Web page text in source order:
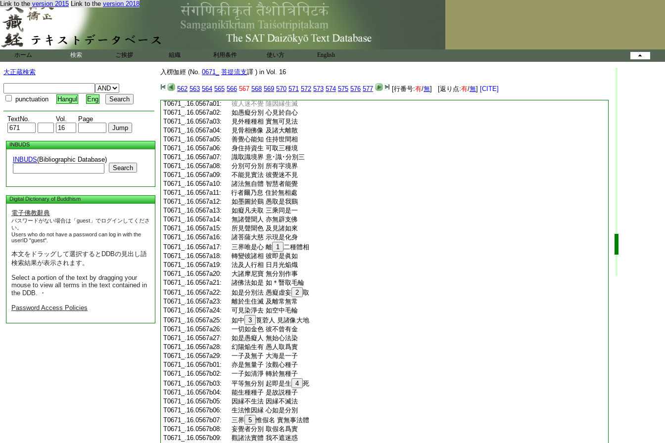
Link to the version 2015 Link to the version 2018
ホーム 検索 ご挨拶 組織 利用条件 使い方 English
大正蔵検索
punctuation Hangul Eng
TextNo. Vol. Page
INBUDS
INBUDS(Bibliographic Database)
Search
Digital Dictionary of Buddhism
電子佛教辭典
パスワードがない場合は「guest」でログインしてくださ
い。
Users who do not have a password can log in with the
userID "guest".
本文をドラッグして選択するとDDBの見出し語
検索結果が表示されます。
Select a portion of the text by dragging your
mouse to view all terms in the text contained in
the DDB. ・
Password Access Policies
入楞伽經 (No. 0671_ 菩提流支譯 ) in Vol. 16
562 563 564 565 566 567 568 569 570 571 572 573 574 575 576 577 [行番号:有/無] [返り点:有/無] [CITE]
T0671_.16.0566c19:依陰因縁覺 無人見可見
T0671_.16.0566c20: 若不見可見 云何修彼法
T0671_.16.0566c21:因縁･因･譬喩 立意及因縁
T0671_.16.0566c22:
夢･乾闥婆･輪 陽焔及日月
光焔 7 幻等喩 我遮諸法 8
生
T0671_.16.0566c24:如夢幻迷惑 空分別衆生
T0671_.16.0566c25:不依於三界 内外亦皆無
T0671_.16.0566c26:見諸有不生 乃得無生忍
T0671_.16.0566c27:得如幻三昧 及於如意身
T0671_.16.0566c28:諸通及自在 力･心種種法
T0671_.16.0567a01:
彼人迷不覺 隨因縁生滅
T0671_.16.0567a02:
如愚癡分別 心見於自心
T0671_.16.0567a03:
見外種種相 實無可見法
T0671_.16.0567a04:
見骨相佛像 及諸大離散
T0671_.16.0567a05:
善覺心能知 住持世間相
T0671_.16.0567a06:
身住持資生 可取三種境
T0671_.16.0567a07:
識取識境界 意･識･分別三
T0671_.16.0567a08:
分別可分別 所有字境界
T0671_.16.0567a09:
不能見實法 彼覺迷不見
T0671_.16.0567a10:
諸法無自體 智慧者能覺
T0671_.16.0567a11:
行者爾乃息 住於無相處
T0671_.16.0567a12:
如墨圖於鷄 愚取是我鷄
T0671_.16.0567a13:
如癡凡夫取 三乘同是一
T0671_.16.0567a14:
無諸聲聞人 亦無辟支佛
T0671_.16.0567a15:
所見聲聞色 及見諸如來
T0671_.16.0567a16:
諸菩薩大慈 示現是化身
T0671_.16.0567a17:
三界唯是心 離 1 二種體相
T0671_.16.0567a18:
轉變彼諸相 彼即是眞如
T0671_.16.0567a19:
法及人行相 日月光焔熾
T0671_.16.0567a20:
大諸摩尼寶 無分別作事
T0671_.16.0567a21:
諸佛法如是 如＊瞖取毛輪
T0671_.16.0567a22:
如是分別法 愚癡虚妄 2 取
T0671_.16.0567a23:
離於生住滅 及離常無常
T0671_.16.0567a24:
可見染淨去 如空中毛輪
T0671_.16.0567a25:
如中 3 莨菪人 見諸像大地
T0671_.16.0567a26:
一切如金色 彼不曾有金
T0671_.16.0567a27:
如是愚癡人 無始心法染
T0671_.16.0567a28:
幻陽焔生有 愚人取爲實
T0671_.16.0567a29:
一子及無子 大海是一子
T0671_.16.0567b01:
亦是無量子 汝觀心種子
T0671_.16.0567b02:
一子如清淨 轉於無種子
T0671_.16.0567b03:
平等無分別 起即是生 4 死
T0671_.16.0567b04:
能生種種子 是故説種子
T0671_.16.0567b05:
因縁不生法 因縁不滅法
T0671_.16.0567b06:
生法惟因縁 心如是分別
T0671_.16.0567b07:
三界 5 惟假名 實無事法體
T0671_.16.0567b08:
妄覺者分別 取假名爲實
T0671_.16.0567b09:
觀諸法實體 我不遮迷惑